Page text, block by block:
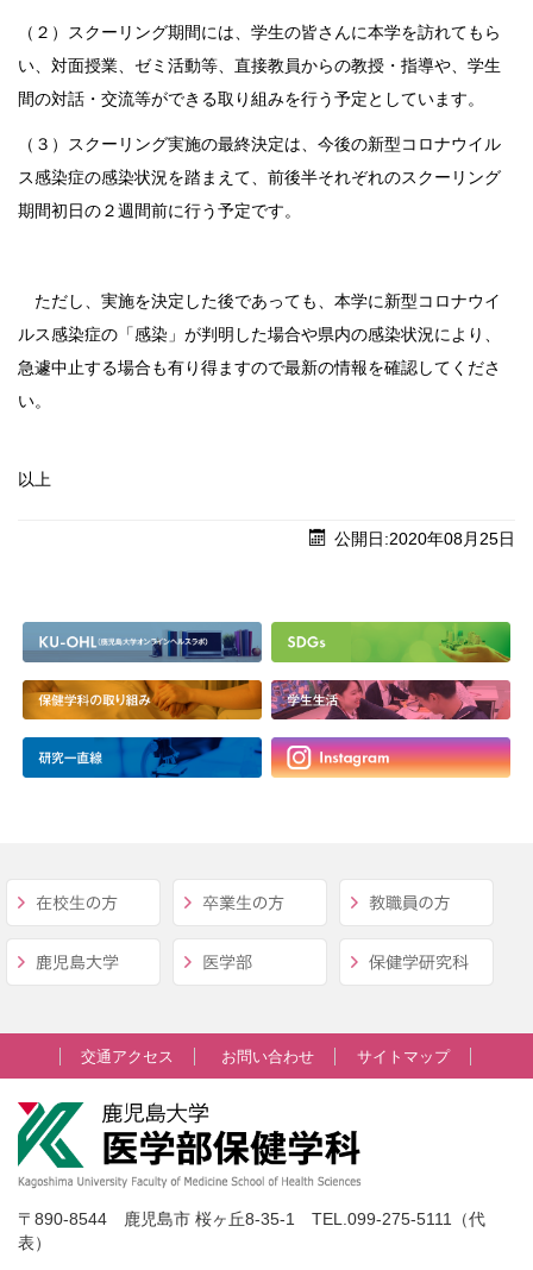
（２）スクーリング期間には、学生の皆さんに本学を訪れてもら
い、対面授業、ゼミ活動等、直接教員からの教授・指導や、学生
間の対話・交流等ができる取り組みを行う予定としています。
（３）スクーリング実施の最終決定は、今後の新型コロナウイル
ス感染症の感染状況を踏まえて、前後半それぞれのスクーリング
期間初日の２週間前に行う予定です。
ただし、実施を決定した後であっても、本学に新型コロナウイ
ルス感染症の「感染」が判明した場合や県内の感染状況により、
急遽中止する場合も有り得ますので最新の情報を確認してくださ
い。
以上
公開日:2020年08月25日
交通アクセス お問い合わせ サイトマップ
〒890-8544 鹿児島市 桜ヶ丘8-35-1 TEL.099-275-5111（代
表）